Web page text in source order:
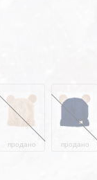
продано продано